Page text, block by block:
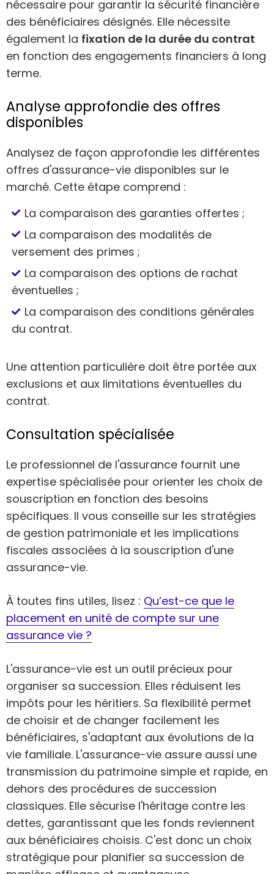
nécessaire pour garantir la sécurité financière
des bénéficiaires désignés. Elle nécessite
également la fixation de la durée du contrat
en fonction des engagements financiers à long
terme.
Analyse approfondie des offres
disponibles
Analysez de façon approfondie les différentes
offres d'assurance-vie disponibles sur le
marché. Cette étape comprend :
La comparaison des garanties offertes ;
La comparaison des modalités de
versement des primes ;
La comparaison des options de rachat
éventuelles ;
La comparaison des conditions générales
du contrat.
Une attention particulière doit être portée aux
exclusions et aux limitations éventuelles du
contrat.
Consultation spécialisée
Le professionnel de l'assurance fournit une
expertise spécialisée pour orienter les choix de
souscription en fonction des besoins
spécifiques. Il vous conseille sur les stratégies
de gestion patrimoniale et les implications
fiscales associées à la souscription d'une
assurance-vie.
À toutes fins utiles, lisez : Qu’est-ce que le
placement en unité de compte sur une
assurance vie ?
L'assurance-vie est un outil précieux pour
organiser sa succession. Elles réduisent les
impôts pour les héritiers. Sa flexibilité permet
de choisir et de changer facilement les
bénéficiaires, s'adaptant aux évolutions de la
vie familiale. L'assurance-vie assure aussi une
transmission du patrimoine simple et rapide, en
dehors des procédures de succession
classiques. Elle sécurise l'héritage contre les
dettes, garantissant que les fonds reviennent
aux bénéficiaires choisis. C'est donc un choix
stratégique pour planifier sa succession de